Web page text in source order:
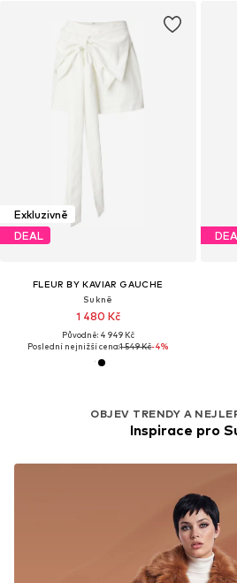
Exkluzivně
DEAL
FLEUR BY KAVIAR GAUCHE
Sukně
1 480 Kč
Původně: 4 949 Kč
Poslední nejnižší cena:1 549 Kč-4%
OBJEV TRENDY A
Inspirace pro